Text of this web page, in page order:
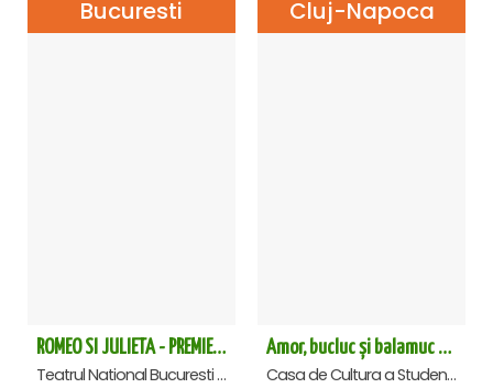
Bucuresti
ROMEO SI JULIETA - PREMIERA OFICIALA - Bucuresti
Teatrul National Bucuresti - Sala Ion Caramitru, Bucuresti
Cluj-Napoca
Amor, bucluc și balamuc - Premiera națională - Cluj Napoca
Casa de Cultura a Studentilor Dumitru Farcas, Cluj-Napoca